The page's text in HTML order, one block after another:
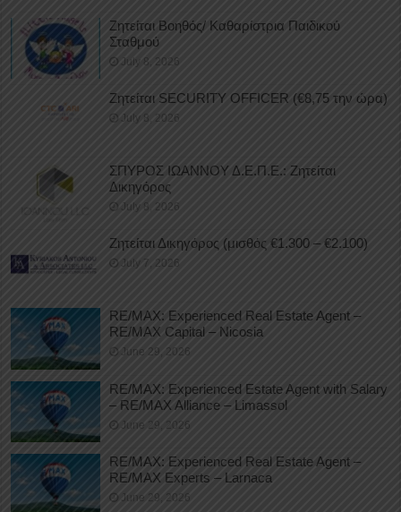
Ζητείται Βοηθός/ Καθαρίστρια Παιδικού
Σταθμού
July 8, 2026
Ζητείται SECURITY OFFICER (€8,75 την ώρα)
July 8, 2026
ΣΠΥΡΟΣ ΙΩΑΝΝΟΥ Δ.Ε.Π.Ε.: Ζητείται
Δικηγόρος
July 8, 2026
Ζητείται Δικηγόρος (μισθός €1.300 – €2.100)
July 7, 2026
RE/MAX: Experienced Real Estate Agent –
RE/MAX Capital – Nicosia
June 29, 2026
RE/MAX: Experienced Estate Agent with Salary
– RE/MAX Alliance – Limassol
June 29, 2026
RE/MAX: Experienced Real Estate Agent –
RE/MAX Experts – Larnaca
June 29, 2026